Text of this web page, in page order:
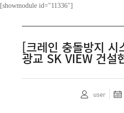
[showmodule id="11336"]
[크레인 충돌방지 시
광교 SK VIEW 건설
user